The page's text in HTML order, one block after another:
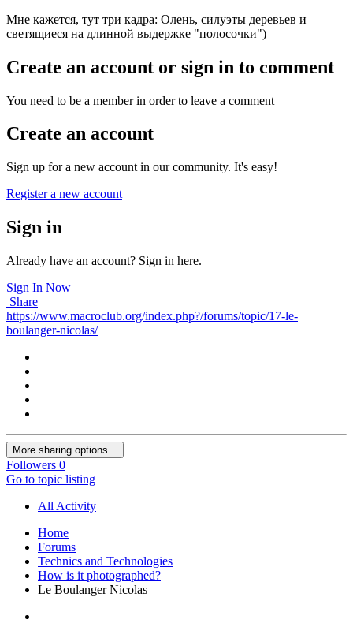
Мне кажется, тут три кадра: Олень, силуэты деревьев и
светящиеся на длинной выдержке "полосочки")
Create an account or sign in to comment
You need to be a member in order to leave a comment
Create an account
Sign up for a new account in our community. It's easy!
Register a new account
Sign in
Already have an account? Sign in here.
Sign In Now
Share
https://www.macroclub.org/index.php?/forums/topic/17-le-
boulanger-nicolas/
More sharing options...
Followers 0
Go to topic listing
All Activity
Home
Forums
Technics and Technologies
How is it photographed?
Le Boulanger Nicolas